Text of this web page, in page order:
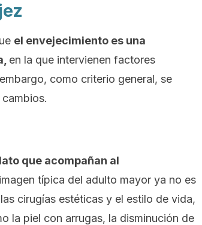
el envejecimiento es una
en la que intervienen factores
como criterio general, se
que acompañan al
típica del adulto mayor ya no es
cirugías estéticas y el estilo de vida,
la piel con arrugas, la disminución de